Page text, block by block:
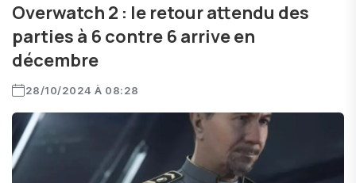
Overwatch 2 : le retour attendu des
parties à 6 contre 6 arrive en
décembre
28/10/2024 À 08:28